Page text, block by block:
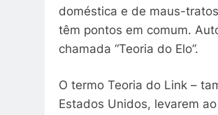
doméstica e de maus-
têm pontos em comum.
chamada “Teoria do Elo”.
O termo Teoria do Link –
Estados Unidos, levarem